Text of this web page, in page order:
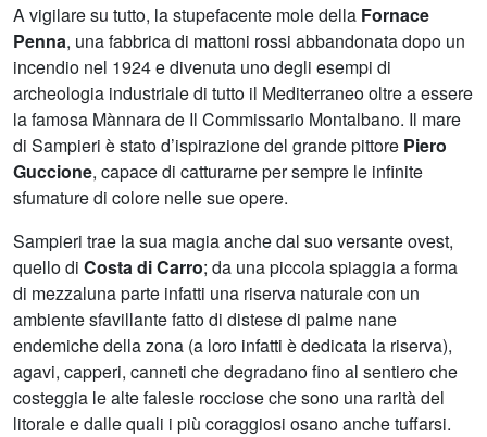
A vigilare su tutto, la stupefacente mole della Fornace
Penna, una fabbrica di mattoni rossi abbandonata dopo un
incendio nel 1924 e divenuta uno degli esempi di
archeologia industriale di tutto il Mediterraneo oltre a essere
la famosa Mànnara de Il Commissario Montalbano. Il mare
di Sampieri è stato d’ispirazione del grande pittore Piero
Guccione, capace di catturarne per sempre le infinite
sfumature di colore nelle sue opere.
Sampieri trae la sua magia anche dal suo versante ovest,
quello di Costa di Carro; da una piccola spiaggia a forma
di mezzaluna parte infatti una riserva naturale con un
ambiente sfavillante fatto di distese di palme nane
endemiche della zona (a loro infatti è dedicata la riserva),
agavi, capperi, canneti che degradano fino al sentiero che
costeggia le alte falesie rocciose che sono una rarità del
litorale e dalle quali i più coraggiosi osano anche tuffarsi.